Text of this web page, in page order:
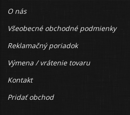
O nás
Všeobecné obchodné podmienky
Reklamačný poriadok
Výmena / vrátenie tovaru
Kontakt
Pridať obchod